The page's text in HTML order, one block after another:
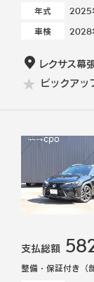
年式
2025
車検 2028
レクサス幕
ピックアッ
支払総額
整備・保証付き（